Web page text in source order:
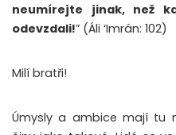
neumírejte jinak, než
odevzdali!” (Áli ‘Imrán: 102)
Milí bratři!
Úmysly a ambice mají tu